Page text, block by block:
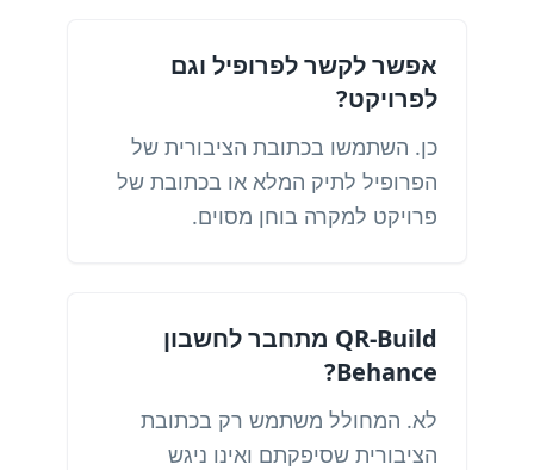
אפשר לקשר לפרופיל וגם
לפרויקט?
כן. השתמשו בכתובת הציבורית של
הפרופיל לתיק המלא או בכתובת של
פרויקט למקרה בוחן מסוים.
QR-Build מתחבר לחשבון
Behance?
לא. המחולל משתמש רק בכתובת
הציבורית שסיפקתם ואינו ניגש